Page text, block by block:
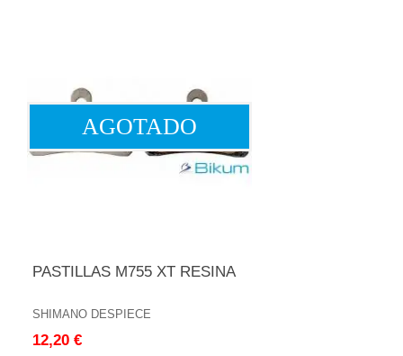
AGOTADO
PASTILLAS M755 XT RESINA
SHIMANO DESPIECE
12,20 €